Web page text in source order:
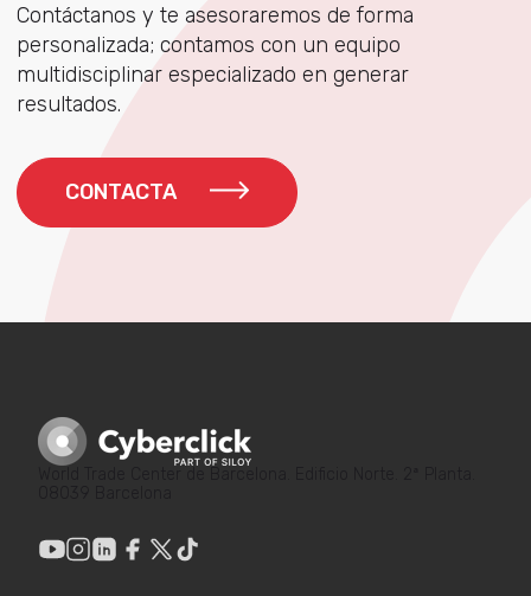
Contáctanos y te asesoraremos de forma
personalizada; contamos con un equipo
multidisciplinar especializado en generar
resultados.
CONTACTA